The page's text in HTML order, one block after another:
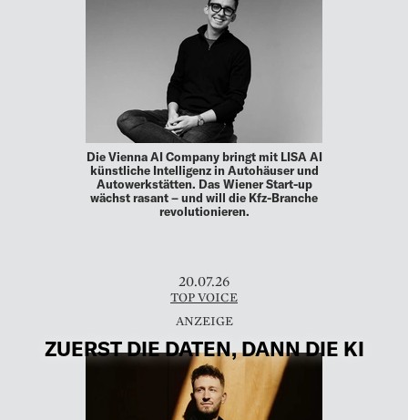
Die Vienna AI Company bringt mit LISA AI
künstliche Intelligenz in Autohäuser und
Autowerkstätten. Das Wiener Start-up
wächst rasant – und will die Kfz-Branche
revolutionieren.
20.07.26
TOP VOICE
ZUERST DIE DATEN, DANN DIE KI